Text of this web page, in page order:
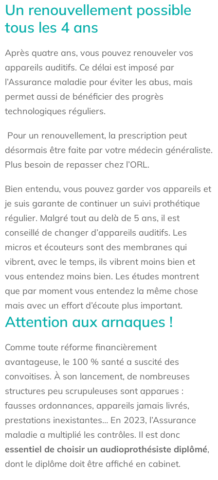
Un renouvellement possible
tous les 4 ans
Après quatre ans, vous pouvez renouveler vos
appareils auditifs. Ce délai est imposé par
l’Assurance maladie pour éviter les abus, mais
permet aussi de bénéficier des progrès
technologiques réguliers.
Pour un renouvellement, la prescription peut
désormais être faite par votre médecin généraliste.
Plus besoin de repasser chez l’ORL.
Bien entendu, vous pouvez garder vos appareils et
je suis garante de continuer un suivi prothétique
régulier. Malgré tout au delà de 5 ans, il est
conseillé de changer d’appareils auditifs. Les
micros et écouteurs sont des membranes qui
vibrent, avec le temps, ils vibrent moins bien et
vous entendez moins bien. Les études montrent
que par moment vous entendez la même chose
mais avec un effort d’écoute plus important.
Attention aux arnaques !
Comme toute réforme financièrement
avantageuse, le 100 % santé a suscité des
convoitises. À son lancement, de nombreuses
structures peu scrupuleuses sont apparues :
fausses ordonnances, appareils jamais livrés,
prestations inexistantes… En 2023, l’Assurance
maladie a multiplié les contrôles. Il est donc
essentiel de choisir un audioprothésiste diplômé,
dont le diplôme doit être affiché en cabinet.